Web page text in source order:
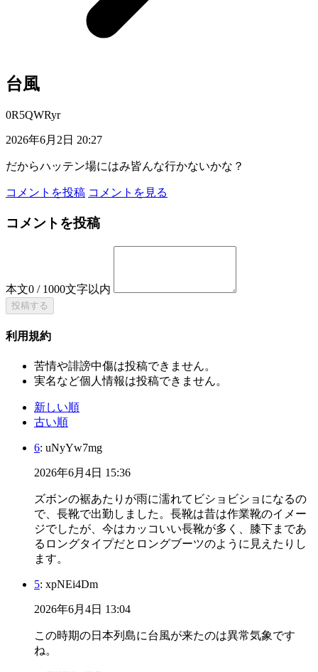
台風
0R5QWRyr
2026年6月2日 20:27
だからハッテン場にはみ皆んな行かないかな？
コメントを投稿 コメントを見る
コメントを投稿
本文0 / 1000文字以内
投稿する
利用規約
苦情や誹謗中傷は投稿できません。
実名など個人情報は投稿できません。
新しい順
古い順
6: uNyYw7mg
2026年6月4日 15:36
ズボンの裾あたりが雨に濡れてビショビショになるの
で、長靴で出勤しました。長靴は昔は作業靴のイメー
ジでしたが、今はカッコいい長靴が多く、膝下まであ
るロングタイプだとロングブーツのように見えたりし
ます。
5: xpNEi4Dm
2026年6月4日 13:04
この時期の日本列島に台風が来たのは異常気象です
ね。